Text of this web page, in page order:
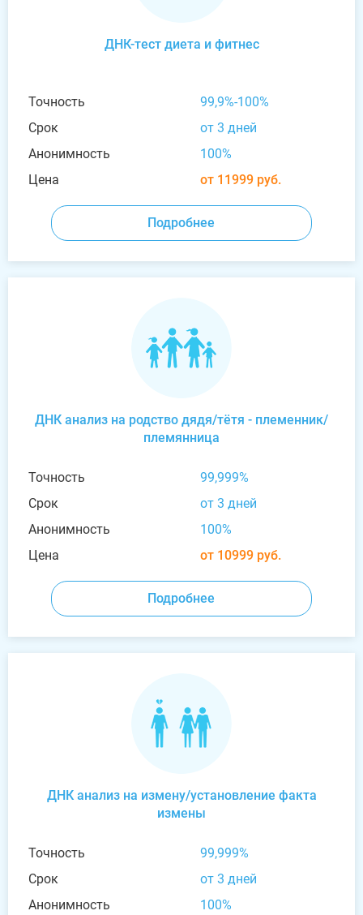
ДНК-тест диета и фитнес
Точность
99,9%-100%
Срок
от 3 дней
Анонимность
100%
Цена
от 11999 руб.
Подробнее
ДНК анализ на родство дядя/тётя - племенник/
племянница
Точность
99,999%
Срок
от 3 дней
Анонимность
100%
Цена
от 10999 руб.
Подробнее
ДНК анализ на измену/установление факта
измены
Точность
99,999%
Срок
от 3 дней
Анонимность
100%